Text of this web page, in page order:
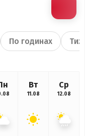
По годинах
Вт
11.08
Ср
12.08